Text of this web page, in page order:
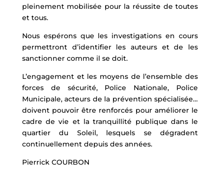
pleinement mobilisée pour la réussite de toutes
et tous.
Nous espérons que les investigations en cours
permettront d’identifier les auteurs et de les
sanctionner comme il se doit.
L’engagement et les moyens de l’ensemble des
forces de sécurité, Police Nationale, Police
Municipale, acteurs de la prévention spécialisée…
doivent pouvoir être renforcés pour améliorer le
cadre de vie et la tranquillité publique dans le
quartier du Soleil, lesquels se dégradent
continuellement depuis des années.
Pierrick COURBON